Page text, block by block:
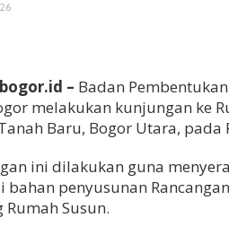
– Badan
melakukan kunjungan ke
Baru, Bogor Utara, pada
ini dilakukan guna
bahan penyusunan
Rumah Susun.